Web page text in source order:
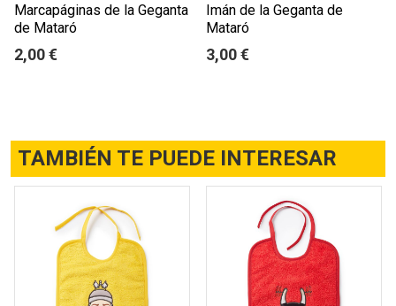
Marcapáginas de la Geganta
de Mataró
2,00 €
Imán de la Geganta de
Mataró
3,00 €
TAMBIÉN TE PUEDE INTERESAR